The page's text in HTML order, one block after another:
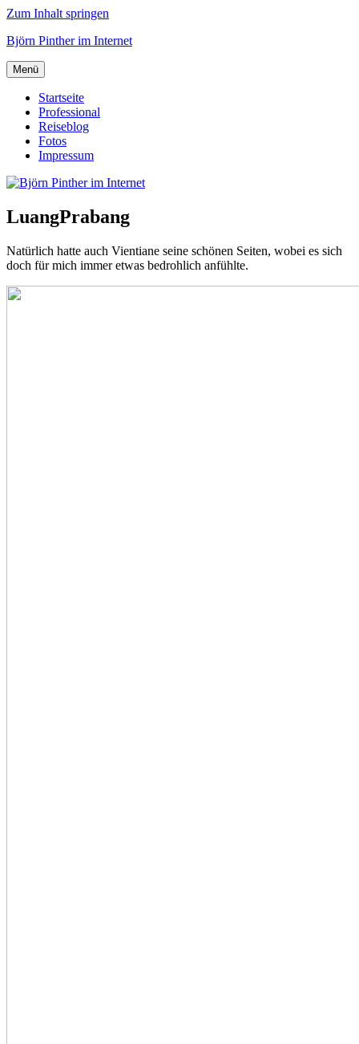
Zum Inhalt springen
Björn Pinther im Internet
Menü
Startseite
Professional
Reiseblog
Fotos
Impressum
LuangPrabang
Natürlich hatte auch Vientiane seine schönen Seiten, wobei es sich
doch für mich immer etwas bedrohlich anfühlte.